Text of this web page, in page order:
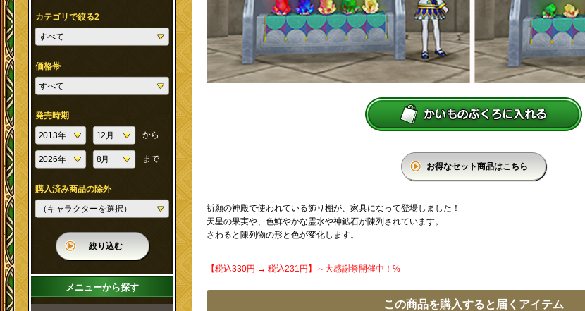
カテゴリで絞る2
価格帯
発売時期
から
まで
購入済み商品の除外
絞り込む
メニューから探す
お得なセット商品はこちら
祈願の神殿で使われている飾り棚が、家具になって登場しました！
天星の果実や、色鮮やかな霊水や神鉱石が陳列されています。
さわると陳列物の形と色が変化します。
【税込330円 → 税込231円】～大感謝祭開催中！%
この商品を購入すると届くアイテム